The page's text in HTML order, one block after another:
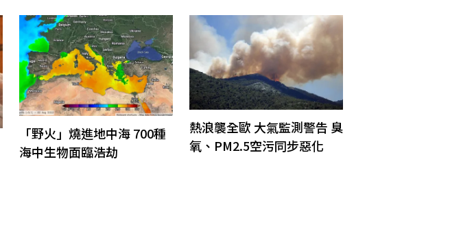
「野火」燒進地中海 700種
海中生物面臨浩劫
熱浪襲全歐 大氣監測警告 臭
氧、PM2.5空污同步惡化